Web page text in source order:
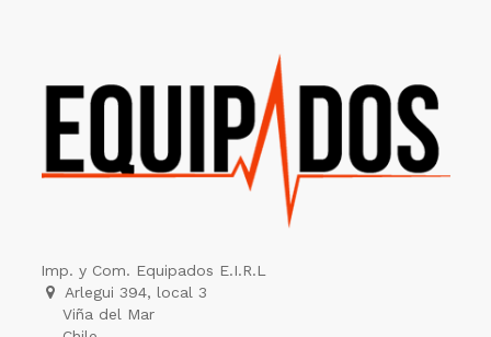
Imp. y Com. Equipados E.I.R.L
Arlegui 394, local 3
Viña del Mar